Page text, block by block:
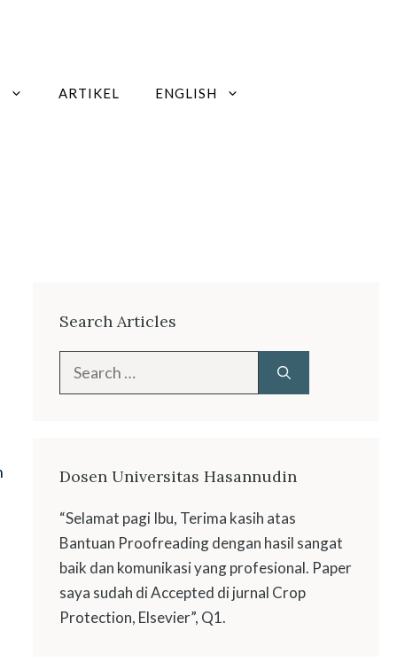
ARTIKEL ENGLISH
Search Articles
Dosen Universitas Hasannudin
“Selamat pagi Ibu, Terima kasih atas
Bantuan Proofreading dengan hasil sangat
baik dan komunikasi yang profesional. Paper
saya sudah di Accepted di jurnal Crop
Protection, Elsevier”, Q1.